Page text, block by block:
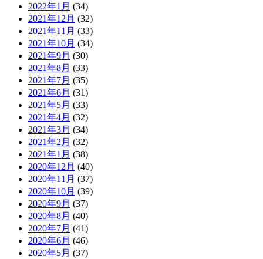
2022年1月 (34)
2021年12月 (32)
2021年11月 (33)
2021年10月 (34)
2021年9月 (30)
2021年8月 (33)
2021年7月 (35)
2021年6月 (31)
2021年5月 (33)
2021年4月 (32)
2021年3月 (34)
2021年2月 (32)
2021年1月 (38)
2020年12月 (40)
2020年11月 (37)
2020年10月 (39)
2020年9月 (37)
2020年8月 (40)
2020年7月 (41)
2020年6月 (46)
2020年5月 (37)